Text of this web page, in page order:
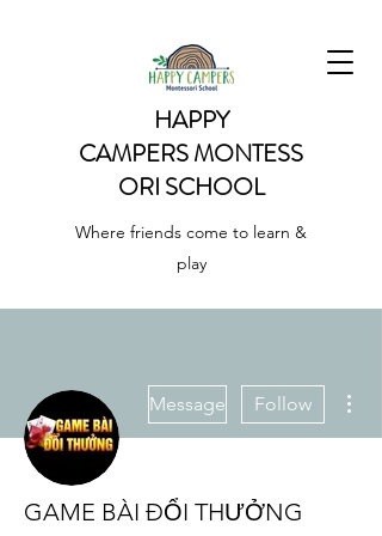
HAPPY
CAMPERSMONTESS
ORI SCHOOL
Where friends come to learn &
play
Message Follow
GAME BÀI ĐỔI THƯỞNG